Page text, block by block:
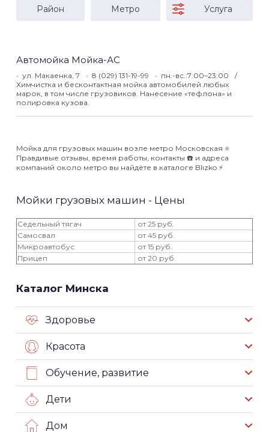
Район Метро Услуга
Автомойка Мойка-АС
ул. Макаенка, 7 8 (029) 131-19-99
пн.-вс.:7:00–23:00
Химчистка и бесконтактная мойка автомобилей любых
марок, в том числе грузовиков. Нанесение «тефлона» и
полировка кузова.
Мойка для грузовых машин возле метро Московская ⭐️
Правдивые отзывы, время работы, контакты ☎️ и адреса
компаний около метро вы найдёте в каталоге Blizko ⚡️
Мойки грузовых машин - Цены
Седельный тягач
от 25 руб.
Самосвал
от 45 руб.
Микроавтобус
от 15 руб.
Прицеп
от 20 руб.
Каталог Минска
Здоровье
Красота
Обучение, развитие
Дети
Дом